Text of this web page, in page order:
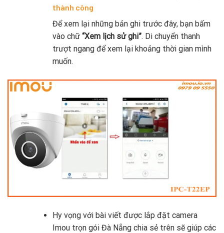
thành công
Để xem lại những bản ghi trước đây, bạn bấm
vào chữ“Xem lịch sử ghi”. Di chuyển thanh
trượt ngang để xem lại khoảng thời gian mình
muốn.
Hy vọng với bài viết được lắp đặt camera
Imou trọn gói Đà Nẵng chia sẻ trên sẽ giúp các